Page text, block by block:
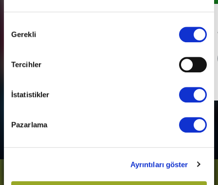
Seçimi
Gerekli
Tercihler
İstatistikler
Pazarlama
Ayrıntıları göster